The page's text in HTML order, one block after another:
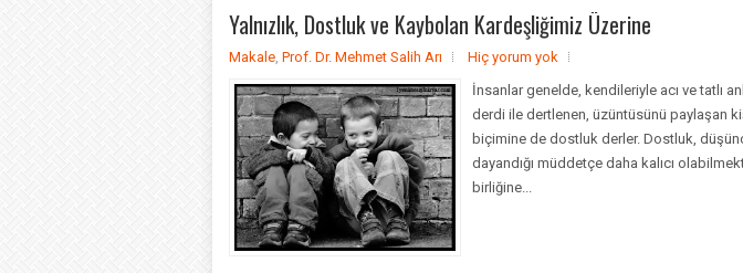
Yalnızlık, Dostluk ve Kaybolan Kardeşliğimiz Üzerine
Makale, Prof. Dr. Mehmet Salih Arı
Hiç yorum yok
İnsanlar genelde, kendileriyle acı ve tatlı
derdi ile dertlenen, üzüntüsünü paylaşan
biçimine de dostluk derler. Dostluk,
dayandığı müddetçe daha kalıcı
birliğine...